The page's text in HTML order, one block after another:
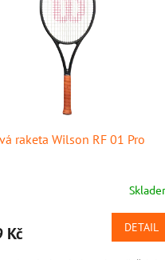
raketa Wilson RF 01 Pro
Kč DETAIL